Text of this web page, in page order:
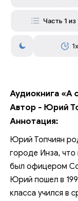
Часть 1 из
1x
Аудиокнига «А
Автор - Юрий
Аннотация:
Юрий Топчиян
городе Инза, что
был офицером
Юрий пошел в
класса учился в